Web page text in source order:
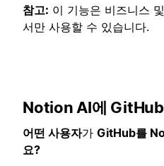
참고: 이 기능은 비즈니스
서만 사용할 수 있습니다.
Notion AI에 GitHub
어떤 사용자가 GitHub를
요?